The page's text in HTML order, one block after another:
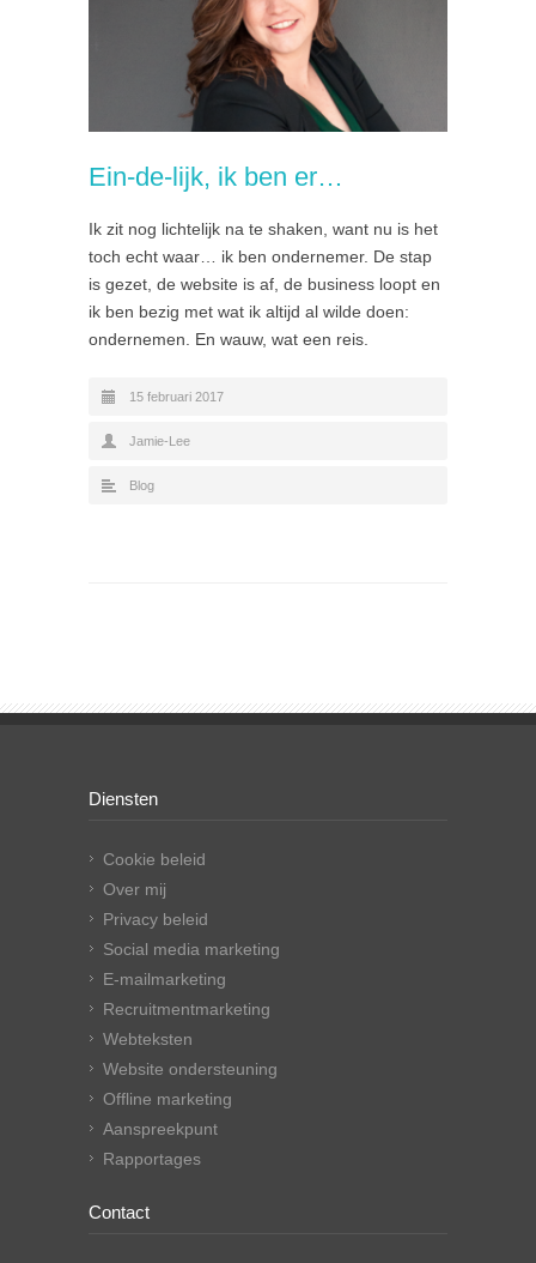
Ein-de-lijk, ik ben er…
Ik zit nog lichtelijk na te shaken, want nu is het
toch echt waar… ik ben ondernemer. De stap
is gezet, de website is af, de business loopt en
ik ben bezig met wat ik altijd al wilde doen:
ondernemen. En wauw, wat een reis.
15 februari 2017
Jamie-Lee
Blog
Diensten
Cookie beleid
Over mij
Privacy beleid
Social media marketing
E-mailmarketing
Recruitmentmarketing
Webteksten
Website ondersteuning
Offline marketing
Aanspreekpunt
Rapportages
Contact